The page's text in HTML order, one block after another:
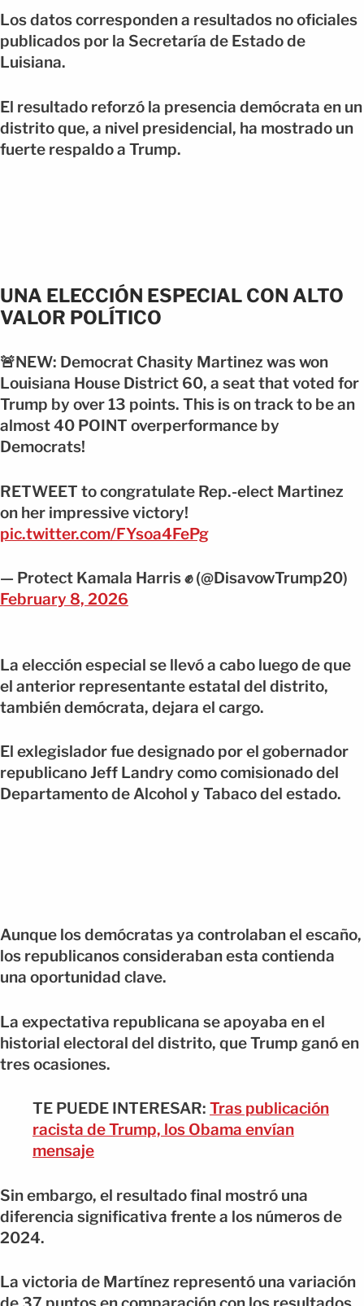
Los datos corresponden a resultados no oficiales
publicados por la Secretaría de Estado de
Luisiana.
El resultado reforzó la presencia demócrata en un
distrito que, a nivel presidencial, ha mostrado un
fuerte respaldo a Trump.
UNA ELECCIÓN ESPECIAL CON ALTO
VALOR POLÍTICO
🚨NEW: Democrat Chasity Martinez was won
Louisiana House District 60, a seat that voted for
Trump by over 13 points. This is on track to be an
almost 40 POINT overperformance by
Democrats!
RETWEET to congratulate Rep.-elect Martinez
on her impressive victory!
pic.twitter.com/FYsoa4FePg
— Protect Kamala Harris ✊ (@DisavowTrump20)
February 8, 2026
La elección especial se llevó a cabo luego de que
el anterior representante estatal del distrito,
también demócrata, dejara el cargo.
El exlegislador fue designado por el gobernador
republicano Jeff Landry como comisionado del
Departamento de Alcohol y Tabaco del estado.
Aunque los demócratas ya controlaban el escaño,
los republicanos consideraban esta contienda
una oportunidad clave.
La expectativa republicana se apoyaba en el
historial electoral del distrito, que Trump ganó en
tres ocasiones.
TE PUEDE INTERESAR: Tras publicación
racista de Trump, los Obama envían
mensaje
Sin embargo, el resultado final mostró una
diferencia significativa frente a los números de
2024.
La victoria de Martínez representó una variación